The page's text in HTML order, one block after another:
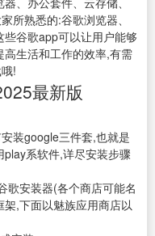
所熟悉的:谷歌浏览器、
谷歌app可以让用户能够
生活和工作的效率,有需
!
最新版
装google三件套,也就是
系软件,详尽安装步骤
歌安装器(各个商店可能名
,下面以魅族应用商店以